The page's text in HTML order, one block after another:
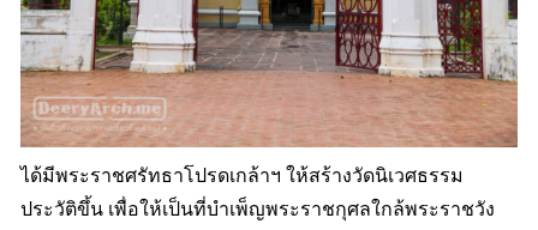
ได้มีพระราชศรัทธาโปรดเกล้าฯ ให้สร้างวัดนิเวศธรรม
ประวัติขึ้น เพื่อให้เป็นที่บำเพ็ญพระราชกุศลใกล้พระราชวัง